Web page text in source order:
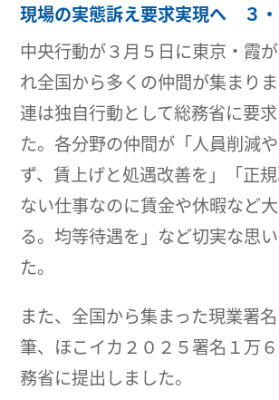
現場の実態訴え要求実現へ ３
中央行動が３月５日に東京・霞
れ全国から多くの仲間が集まり
連は独自行動として総務省に要
た。各分野の仲間が「人員削減
ず、賃上げと処遇改善を」「正
ない仕事なのに賃金や休暇など
る。均等待遇を」など切実な思
た。
また、全国から集まった現業署
筆、ほこイカ２０２５署名１万
務省に提出しました。